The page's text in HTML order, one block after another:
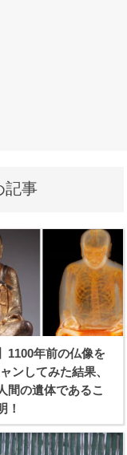
記事
1100年前の仏像を
ンしてみた結果、
間の遺体であるこ
！